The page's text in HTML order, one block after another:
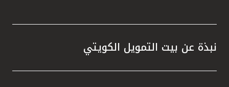
المملكة المتحدة
مملكة البحرين
نبذة عن بيت التمويل الكويتي